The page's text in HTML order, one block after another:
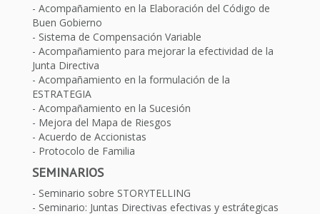
Acompañamiento en la Elaboración del Código de
Buen Gobierno
Sistema de Compensación Variable
Acompañamiento para mejorar la efectividad de la
Junta Directiva
Acompañamiento en la formulación de la
ESTRATEGIA
Acompañamiento en la Sucesión
Mejora del Mapa de Riesgos
Acuerdo de Accionistas
Protocolo de Familia
SEMINARIOS
Seminario sobre STORYTELLING
Seminario: Juntas Directivas efectivas y estrátegicas